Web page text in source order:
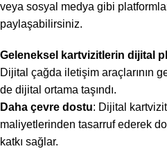
veya sosyal medya gibi
paylaşabilirsiniz.
Geleneksel kartvizitlerin dijital
Dijital çağda iletişim araçlarının
de dijital ortama taşındı.
Daha çevre dostu: Dijital
maliyetlerinden tasarruf ederek
katkı sağlar.